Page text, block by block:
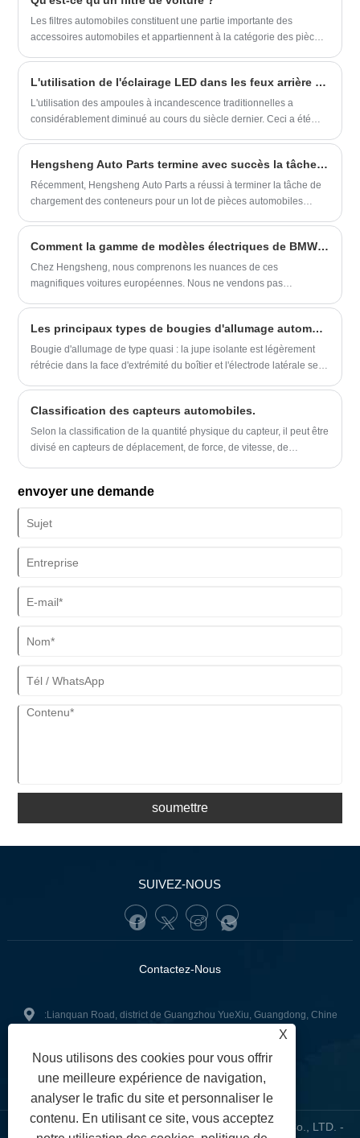
Les filtres automobiles constituent une partie importante des
accessoires automobiles et appartiennent à la catégorie des pièces
présentes dans l'huile ou le carburant, afin d'obtenir une conduite
douce et des performances élevées de la voiture.
L'utilisation de l'éclairage LED dans les feux arrière automobiles
L'utilisation des ampoules à incandescence traditionnelles a
considérablement diminué au cours du siècle dernier. Ceci a été
Hengsheng Auto Parts termine avec succès la tâche de chargement des conteneurs d'exportation
Récemment, Hengsheng Auto Parts a réussi à terminer la tâche de
chargement des conteneurs pour un lot de pièces automobiles
prête pour l'expédition au Moyen-Orient.
Comment la gamme de modèles électriques de BMW se compare-t-elle à Mercedes
Chez Hengsheng, nous comprenons les nuances de ces
magnifiques voitures européennes. Nous ne vendons pas
Les principaux types de bougies d'allumage automobiles.
Bougie d'allumage de type quasi : la jupe isolante est légèrement
rétrécie dans la face d'extrémité du boîtier et l'électrode latérale se
Classification des capteurs automobiles.
Selon la classification de la quantité physique du capteur, il peut être
divisé en capteurs de déplacement, de force, de vitesse, de
envoyer une demande
soumettre
SUIVEZ-NOUS
Contactez-Nous
:Lianquan Road, district de Guangzhou YueXiu, Guangdong, Chine
: tunofuzhilong@gdtuno.com
Copyright © 2023 Guangzhou Hengsheng Auto Parts Co., LTD. -
X
Nous utilisons des cookies pour vous offrir
une meilleure expérience de navigation,
analyser le trafic du site et personnaliser le
contenu. En utilisant ce site, vous acceptez